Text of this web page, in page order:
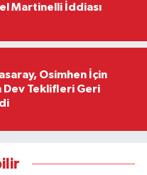
Martinelli İddiası
Osimhen İçin
Dev Teklifleri Geri